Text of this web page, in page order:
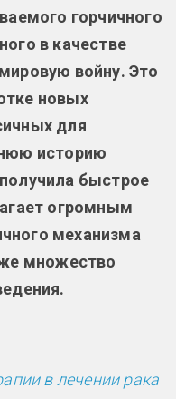
горчичного
в качестве
войну. Это
новых
для
историю
быстрое
огромным
механизма
множество
в лечении рака